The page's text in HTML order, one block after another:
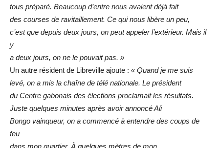
tous préparé. Beaucoup d’entre nous avaient déjà fait
des courses de ravitaillement. Ce qui nous libère un peu,
c’estque depuis deux jours, on peut appeler l’extérieur. Mais il
y
a deux jours, on ne le pouvait pas. »
Un autre résident de Libreville ajoute : « Quand je me suis
levé, on a mis la chaîne de télé nationale. Le président
du Centre gabonais des élections proclamait les résultats.
Juste quelques minutes après avoir annoncé Ali
Bongo vainqueur, on a commencé à entendre des coups de
feu
dans mon quartier. À quelques mètres de mon